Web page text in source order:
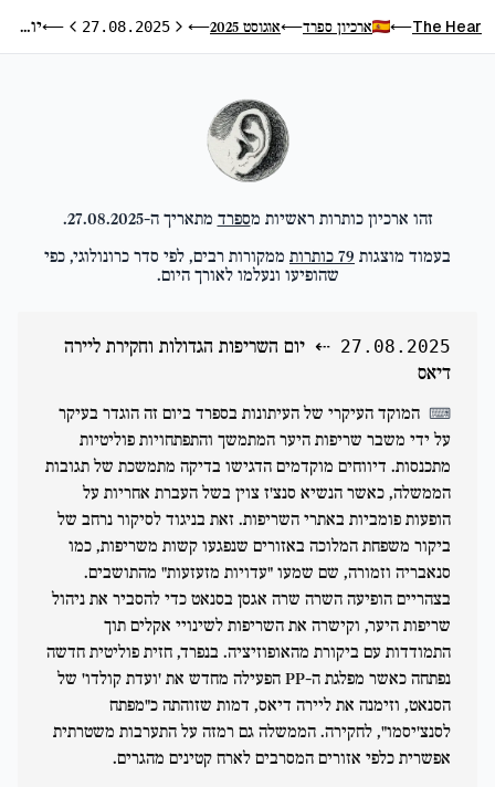
The Hear
⟵ ארכיון ספרד⟵אוגוסט 2025 ⟵היום הקודם
27.08.2025 היום הבא
⟵ יום השריפות הגדולות וחקירת ליירה דיאס
זהו ארכיון כותרות ראשיות מספרד מתאריך ה-27.08.2025
.
בעמוד מוצגות 79 כותרות ממקורות רבים, לפי סדר כרונולוגי, כפי
שהופיעו ונעלמו לאורך היום.
27.08.2025
⇠ יום השריפות הגדולות וחקירת ליירה
דיאס
⌨ המוקד העיקרי של העיתונות בספרד ביום זה הוגדר בעיקר
על ידי משבר שריפות היער המתמשך והתפתחויות פוליטיות
מתכנסות. דיווחים מוקדמים הדגישו בדיקה מתמשכת של תגובות
הממשלה, כאשר הנשיא סנצ'ז צוין בשל העברת אחריות על
הופעות פומביות באתרי השריפות. זאת בניגוד לסיקור נרחב של
ביקור משפחת המלוכה באזורים שנפגעו קשות משריפות, כמו
סנאבריה וזמורה, שם שמעו "עדויות מזעזעות" מהתושבים.
בצהריים הופיעה השרה שרה אגסן בסנאט כדי להסביר את ניהול
שריפות היער, וקישרה את השריפות לשינויי אקלים תוך
התמודדות עם ביקורת מהאופוזיציה. בנפרד, חזית פוליטית חדשה
נפתחה כאשר מפלגת ה-PP הפעילה מחדש את 'ועדת קולדו' של
הסנאט, וזימנה את ליירה דיאס, דמות שזוהתה כ"מפתח
לסנצ'יסמו", לחקירה. הממשלה גם רמזה על התערבות משטרתית
אפשרית כלפי אזורים המסרבים לארח קטינים מהגרים.